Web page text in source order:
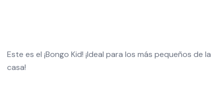
Este es el ¡Bongo Kid! ¡Ideal para los más pequeños de la
casa!